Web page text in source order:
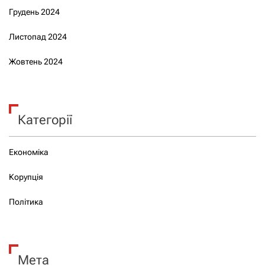
Грудень 2024
Листопад 2024
Жовтень 2024
Категорії
Економіка
Корупція
Політика
Мета